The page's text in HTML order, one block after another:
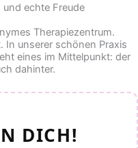
echte Freude
Therapiezentrum.
In unserer schönen Praxis
eines im Mittelpunkt: der
dahinter.
DICH!